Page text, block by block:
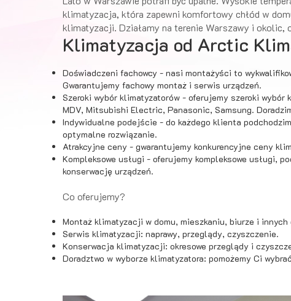
klimatyzacja, która zapewni komfortowy chłód w
klimatyzacji. Działamy na terenie Warszawy i okolic,
Klimatyzacja od Arctic
Doświadczeni fachowcy - nasi montażyści to
Gwarantujemy fachowy montaż i serwis urządzeń.
Szeroki wybór klimatyzatorów - oferujemy szeroki
MDV, Mitsubishi Electric, Panasonic, Samsung.
Indywidualne podejście - do każdego klienta
optymalne rozwiązanie.
Atrakcyjne ceny - gwarantujemy konkurencyjne ceny
Kompleksowe usługi - oferujemy kompleksowe usługi,
konserwację urządzeń.
Co oferujemy?
Montaż klimatyzacji w domu, mieszkaniu, biurze i
Serwis klimatyzacji: naprawy, przeglądy, czyszczenie.
Konserwacja klimatyzacji: okresowe przeglądy i
Doradztwo w wyborze klimatyzatora: pomożemy Ci